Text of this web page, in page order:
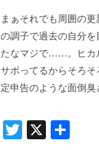
まぁそれでも周囲の
の調子で過去の自分
たなマジで……。ヒカ
サボってるからそろ
定申告のような面倒
Twitter
X